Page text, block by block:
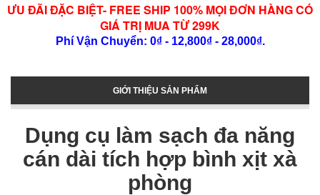
ƯU ĐÃI ĐẶC BIỆT- FREE SHIP 100% MỌI ĐƠN HÀNG CÓ
GIÁ TRỊ MUA TỪ 299K
Phí Vận Chuyển: 0₫ - 12,800₫ - 28,000₫.
GIỚI THIỆU SẢN PHẨM
Dụng cụ làm sạch đa năng
cán dài tích hợp bình xịt xà
phòng